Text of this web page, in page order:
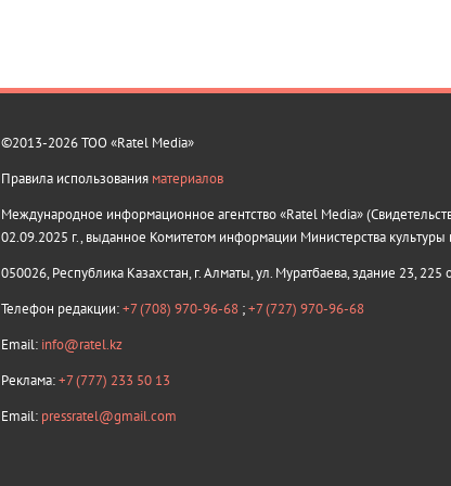
©2013-2026 ТОО «Ratel Media»
Правила использования материалов
Международное информационное агентство «Ratel Media»
02.09.2025 г., выданное Комитетом информации Министерства
050026, Республика Казахстан, г. Алматы, ул. Муратбаева, здание 23,
Телефон редакции:+7 (708) 970-96-68 ;+7 (727) 970-96-68
Email: info@ratel.kz
Реклама:+7 (777) 233 50 13
Email: pressratel@gmail.com